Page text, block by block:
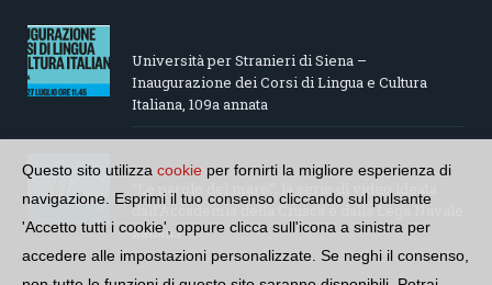
Università per Stranieri di Siena –
Inaugurazione dei Corsi di Lingua e Cultura
Italiana, 109a annata
“Le parole del mare”: la serie di video ideata
dall’Accademia della Crusca e dalla Lega Navale
italiana
Questo sito utilizza cookie per fornirti la migliore esperienza di
navigazione. Esprimi il tuo consenso cliccando sul pulsante
'Accetto tutti i cookie', oppure clicca sull'icona a sinistra per
accedere alle impostazioni personalizzate. Se neghi il consenso,